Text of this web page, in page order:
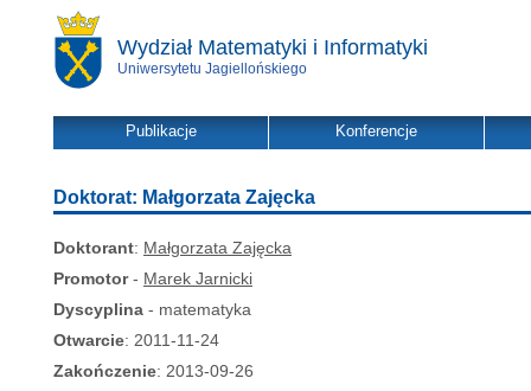
Wydział Matematyki i Informatyki
Uniwersytetu Jagiellońskiego
Publikacje Konferencje
Doktorat: Małgorzata Zajęcka
Doktorant: Małgorzata Zajęcka
Promotor- Marek Jarnicki
Dyscyplina - matematyka
Otwarcie: 2011-11-24
Zakończenie: 2013-09-26